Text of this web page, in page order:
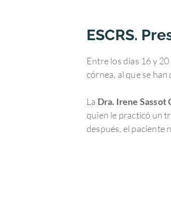
ESCRS.
Entre los días 16 y
córnea, al que se
La Dra. Irene
quien le practicó un
después, el paciente